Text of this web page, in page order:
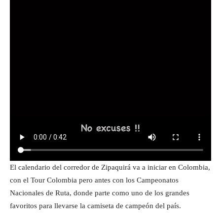
El calendario del corredor de Zipaquirá va a iniciar en Colombia,
con el Tour Colombia pero antes con los Campeonatos
Nacionales de Ruta, donde parte como uno de los grandes
favoritos para llevarse la camiseta de campeón del país.